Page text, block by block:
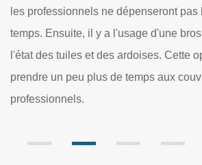
couvreurs professionnels en ce qui
nettoyages de la toiture d'une maison.
savoir que les experts ont besoin
grimper sur la toiture. Ainsi, ils utilisent
échafaudages ou une nacelle pour les